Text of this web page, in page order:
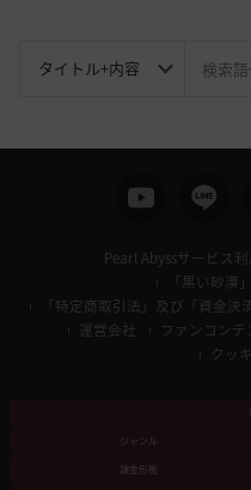
Pearl Abyssサービス
「黒い砂漠
「特定商取引法」及び「資金決
運営会社
ファンコンテ
クッ
ジャンル
課金形態